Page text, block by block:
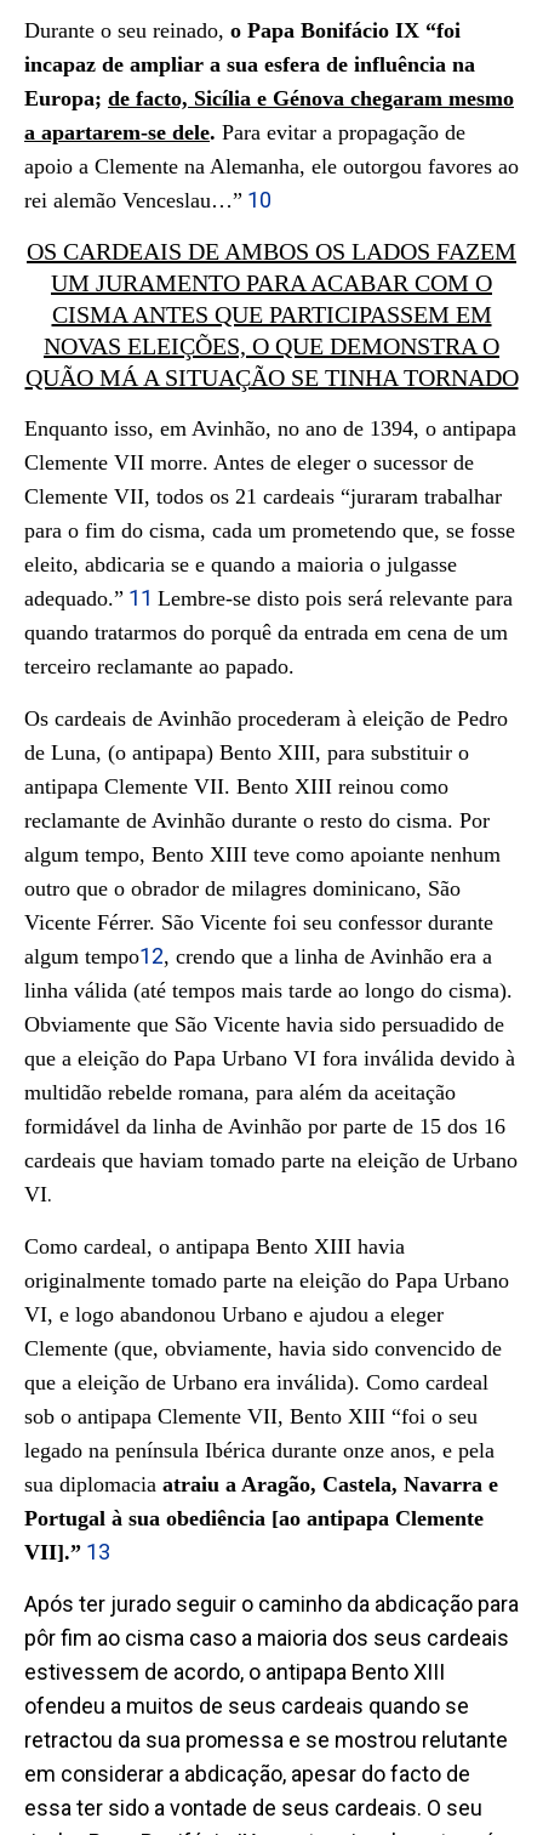
Durante o seu reinado, o Papa Bonifácio IX “foi
incapaz de ampliar a sua esfera de influência na
Europa; de facto, Sicília e Génova chegaram mesmo
a apartarem-se dele. Para evitar a propagação de
apoio a Clemente na Alemanha, ele outorgou favores ao
rei alemão Venceslau…” 10
OS CARDEAIS DE AMBOS OS LADOS FAZEM
UM JURAMENTO PARA ACABAR COM O
CISMA ANTES QUE PARTICIPASSEM EM
NOVAS ELEIÇÕES, O QUE DEMONSTRA O
QUÃO MÁ A SITUAÇÃO SE TINHA TORNADO
Enquanto isso, em Avinhão, no ano de 1394, o antipapa
Clemente VII morre. Antes de eleger o sucessor de
Clemente VII, todos os 21 cardeais “juraram trabalhar
para o fim do cisma, cada um prometendo que, se fosse
eleito, abdicaria se e quando a maioria o julgasse
adequado.” 11 Lembre-se disto pois será relevante para
quando tratarmos do porquê da entrada em cena de um
terceiro reclamante ao papado.
Os cardeais de Avinhão procederam à eleição de Pedro
de Luna, (o antipapa) Bento XIII, para substituir o
antipapa Clemente VII. Bento XIII reinou como
reclamante de Avinhão durante o resto do cisma. Por
algum tempo, Bento XIII teve como apoiante nenhum
outro que o obrador de milagres dominicano, São
Vicente Férrer. São Vicente foi seu confessor durante
algum tempo12, crendo que a linha de Avinhão era a
linha válida (até tempos mais tarde ao longo do cisma).
Obviamente que São Vicente havia sido persuadido de
que a eleição do Papa Urbano VI fora inválida devido à
multidão rebelde romana, para além da aceitação
formidável da linha de Avinhão por parte de 15 dos 16
cardeais que haviam tomado parte na eleição de Urbano
VI.
Como cardeal, o antipapa Bento XIII havia
originalmente tomado parte na eleição do Papa Urbano
VI, e logo abandonou Urbano e ajudou a eleger
Clemente (que, obviamente, havia sido convencido de
que a eleição de Urbano era inválida). Como cardeal
sob o antipapa Clemente VII, Bento XIII “foi o seu
legado na península Ibérica durante onze anos, e pela
sua diplomacia atraiu a Aragão, Castela, Navarra e
Portugal à sua obediência [ao antipapa Clemente
VII].” 13
Após ter jurado seguir o caminho da abdicação para
pôr fim ao cisma caso a maioria dos seus cardeais
estivessem de acordo, o antipapa Bento XIII
ofendeu a muitos de seus cardeais quando se
retractou da sua promessa e se mostrou relutante
em considerar a abdicação, apesar do facto de
essa ter sido a vontade de seus cardeais. O seu